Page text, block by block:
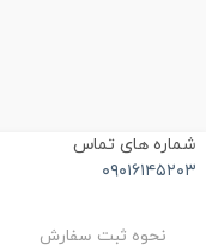
شماره های تماس
۰۹۰۱۶۱۴۵۲۰۳
نحوه ثبت سفارش